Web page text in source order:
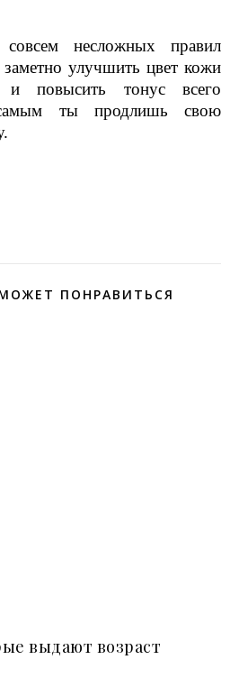
несложных правил
заметно улучшить цвет кожи
повысить тонус всего
ты продлишь свою
ПОНРАВИТЬСЯ
выдают возраст